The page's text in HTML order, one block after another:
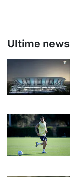
Ultime news